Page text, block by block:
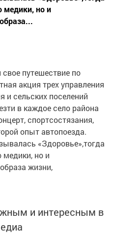
медики, но и
путешествие по
акция трех управления
и сельских поселений
в каждое село района
спортсостязания,
опыт автопоезда.
«Здоровье»,тогда
медики, но и
жизни,
и интересным в